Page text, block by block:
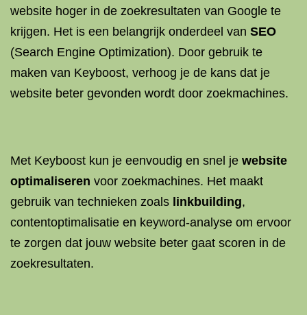
website hoger in de zoekresultaten van Google te
krijgen. Het is een belangrijk onderdeel van SEO
(Search Engine Optimization). Door gebruik te
maken van Keyboost, verhoog je de kans dat je
website beter gevonden wordt door zoekmachines.
Met Keyboost kun je eenvoudig en snel je website
optimaliseren voor zoekmachines. Het maakt
gebruik van technieken zoals linkbuilding,
contentoptimalisatie en keyword-analyse om ervoor
te zorgen dat jouw website beter gaat scoren in de
zoekresultaten.